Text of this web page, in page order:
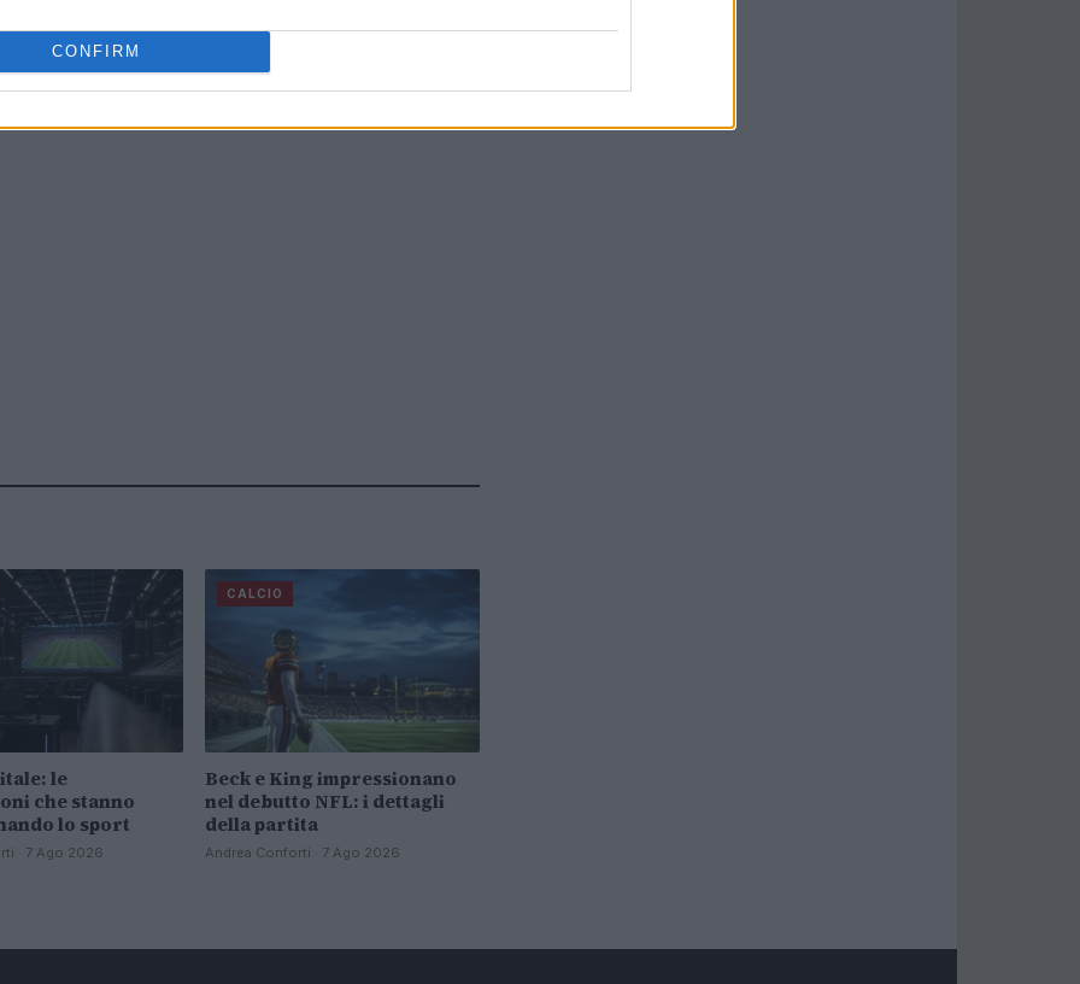
CONFIRM
le
che stanno
lo sport
· 7 Ago 2026
CALCIO
Beck e King impressionano
nel debutto NFL: i dettagli
della partita
Andrea Conforti · 7 Ago 2026